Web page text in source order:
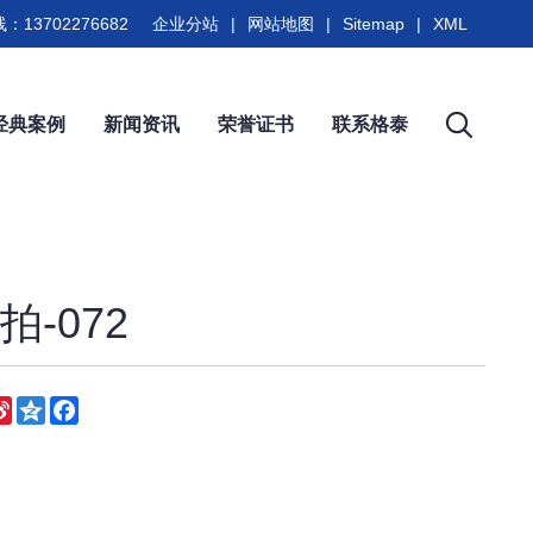
典案例 新闻资讯 荣誉证书 联系格泰
13702276682 企业分站 | 网站地图 | Sitemap | XML
-072
Sina
Weibo
QzoneFacebook